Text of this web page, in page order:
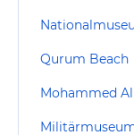
Qurum Beach
Mohammed